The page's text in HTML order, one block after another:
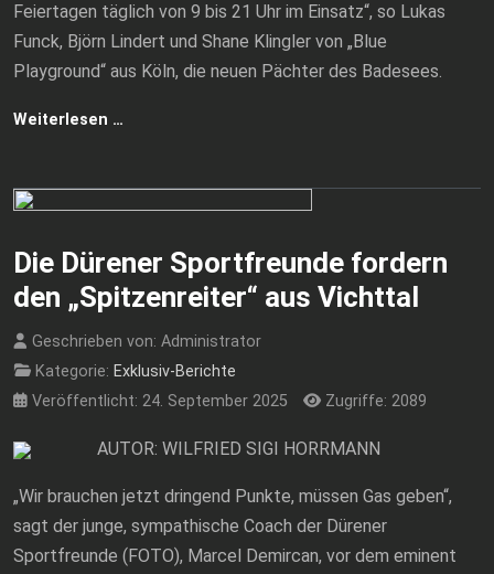
Feiertagen täglich von 9 bis 21 Uhr im Einsatz“, so Lukas
Funck, Björn Lindert und Shane Klingler von „Blue
Playground“ aus Köln, die neuen Pächter des Badesees.
Weiterlesen …
Die Dürener Sportfreunde fordern
den „Spitzenreiter“ aus Vichttal
Geschrieben von: Administrator
Kategorie: Exklusiv-Berichte
Veröffentlicht: 24. September 2025
Zugriffe: 2089
AUTOR: WILFRIED SIGI HORRMANN
„Wir brauchen jetzt dringend Punkte, müssen Gas geben“,
sagt der junge, sympathische Coach der Dürener
Sportfreunde (FOTO), Marcel Demircan, vor dem eminent